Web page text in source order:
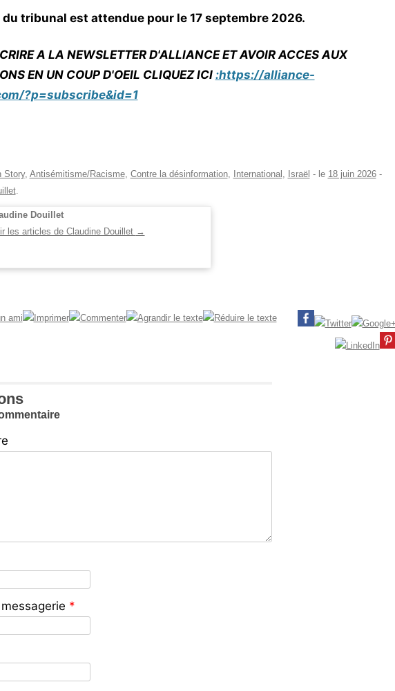
du tribunal est attendue pour le 17 septembre 2026.
A LA NEWSLETTER D'ALLIANCE ET AVOIR ACCES AUX
EN UN COUP D'OEIL CLIQUEZ ICI:https://alliance-
?p=subscribe&id=1
Story, Antisémitisme/Racisme, Contre la désinformation, International , Israël - le 18 juin 2026-
.
Douillet
les articles de Claudine Douillet →
*